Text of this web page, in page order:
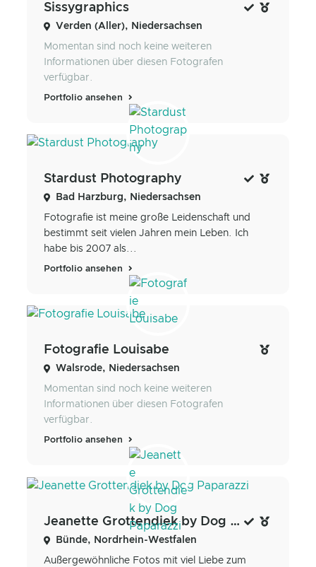
Sissygraphics
Verden (Aller), Niedersachsen
Momentan sind noch keine weiteren
Informationen über diesen Fotografen
verfügbar.
Portfolio ansehen
Stardust Photography
Bad Harzburg, Niedersachsen
Fotografie ist meine große Leidenschaft und
bestimmt seit vielen Jahren mein Leben. Ich
habe bis 2007 als...
Portfolio ansehen
Fotografie Louisabe
Walsrode, Niedersachsen
Momentan sind noch keine weiteren
Informationen über diesen Fotografen
verfügbar.
Portfolio ansehen
Jeanette Grottendiek by Dog Paparazzi
Bünde, Nordrhein-Westfalen
Außergewöhnliche Fotos mit viel Liebe zum